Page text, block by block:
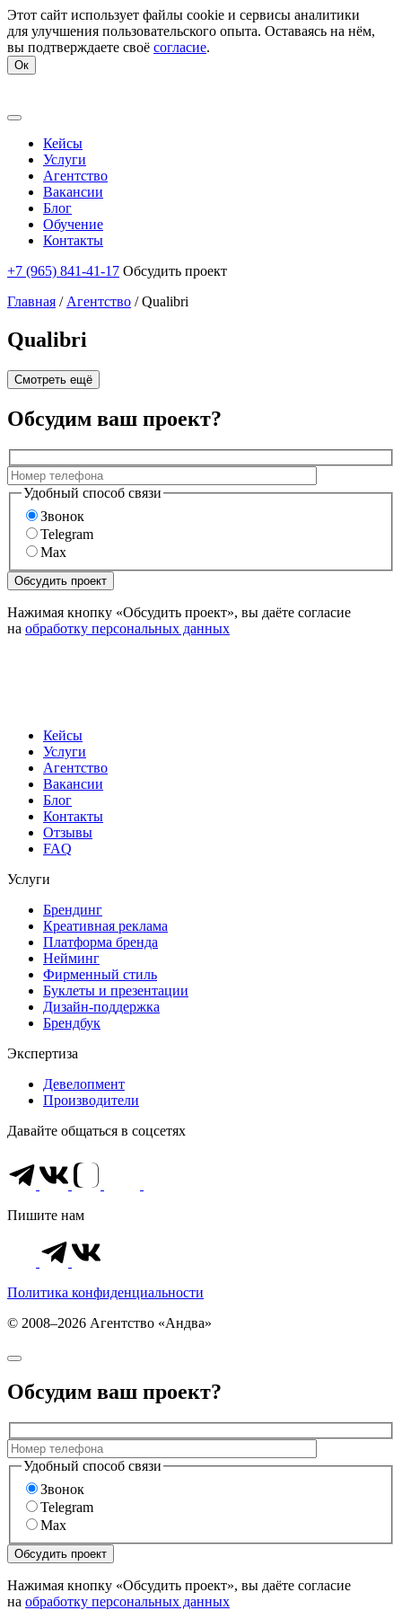
Этот сайт использует файлы cookie и сервисы аналитики
для улучшения пользовательского опыта. Оставаясь на нём,
вы подтверждаете своё согласие.
Ок
Кейсы
Услуги
Агентство
Вакансии
Блог
Обучение
Контакты
+7 (965) 841-41-17 Обсудить проект
Главная / Агентство /Qualibri
Qualibri
Смотреть ещё
Обсудим ваш проект?
Удобный способ связи
Звонок
Telegram
Max
Нажимая кнопку «Обсудить проект», вы даёте согласие
на обработку персональных данных
Кейсы
Услуги
Агентство
Вакансии
Блог
Контакты
Отзывы
FAQ
Услуги
Брендинг
Креативная реклама
Платформа бренда
Нейминг
Фирменный стиль
Буклеты и презентации
Дизайн-поддержка
Брендбук
Экспертиза
Девелопмент
Производители
Давайте общаться в соцсетях
Пишите нам
Политика конфиденциальности
© 2008–2026 Агентство «Андва»
Обсудим ваш проект?
Удобный способ связи
Звонок
Telegram
Max
Нажимая кнопку «Обсудить проект», вы даёте согласие
на обработку персональных данных